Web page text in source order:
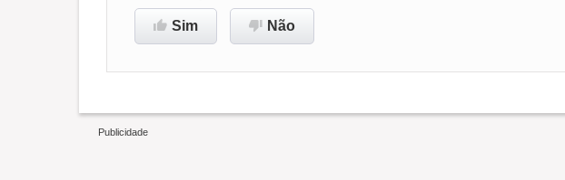
Recomenda esta empresa
Sim Não